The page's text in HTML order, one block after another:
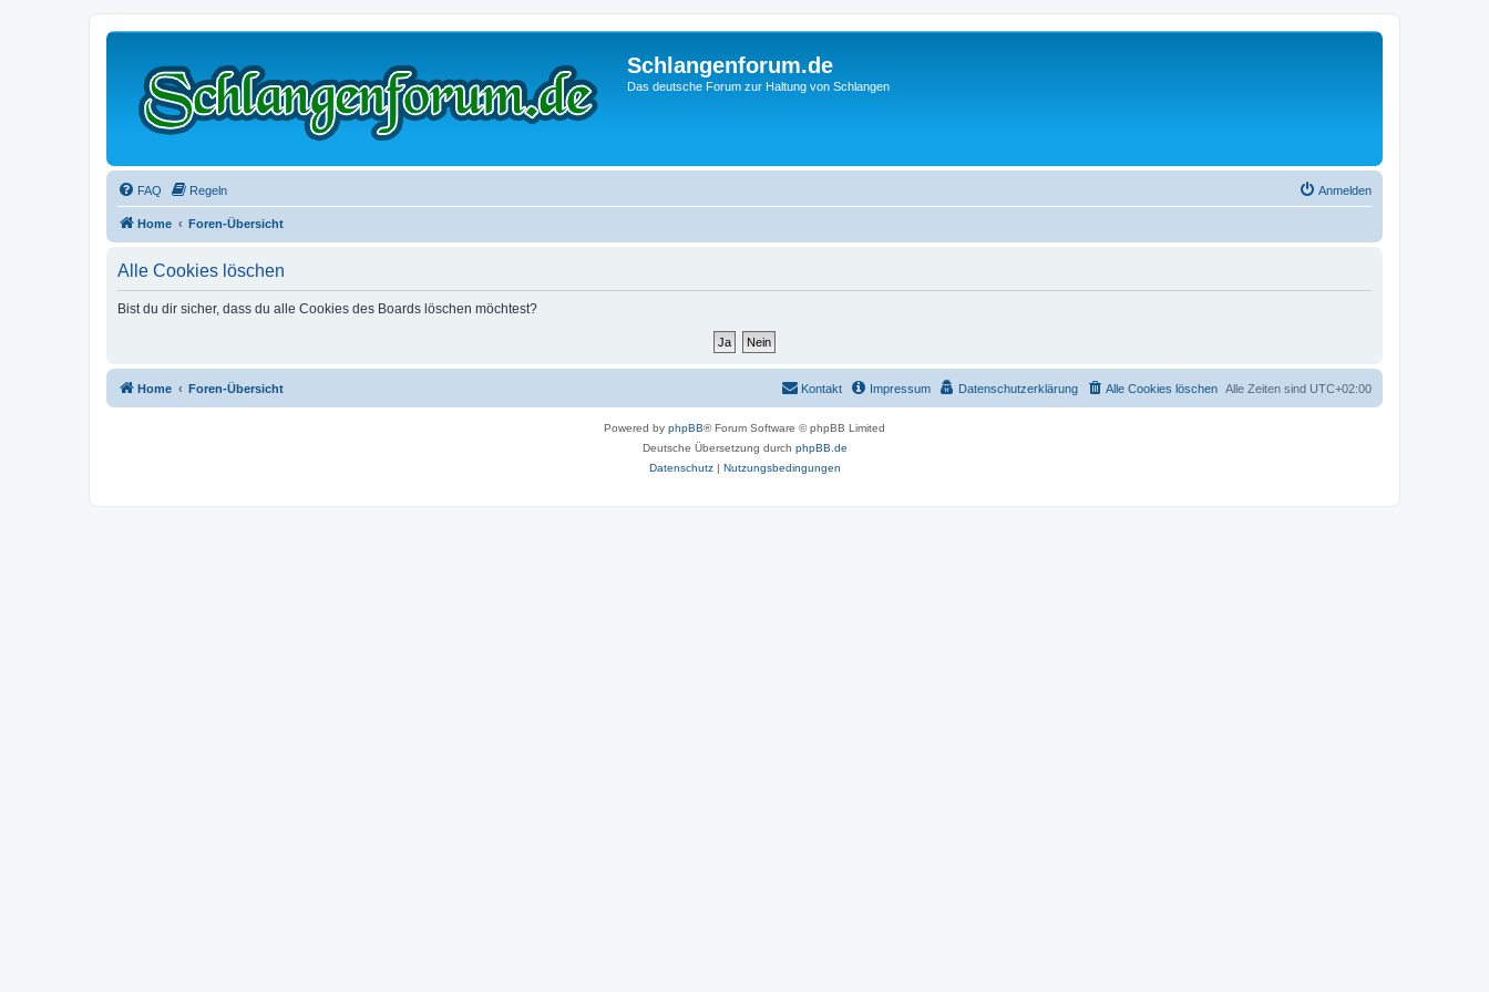
Schlangenforum.de
Das deutsche Forum zur Haltung von Schlangen
FAQ Regeln Anmelden
Home Foren-Übersicht
Alle Cookies löschen
Bist du dir sicher, dass du alle Cookies des Boards löschen möchtest?
Home Foren-Übersicht Alle Zeiten sind UTC+02:00
Alle Cookies löschen
Datenschutzerklärung
Impressum
Kontakt
Powered by phpBB® Forum Software © phpBB Limited
Deutsche Übersetzung durch phpBB.de
Datenschutz| Nutzungsbedingungen